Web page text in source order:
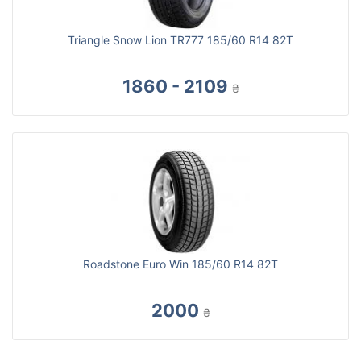
Triangle Snow Lion TR777 185/60 R14 82T
1860 - 2109 ₴
Roadstone Euro Win 185/60 R14 82T
2000 ₴